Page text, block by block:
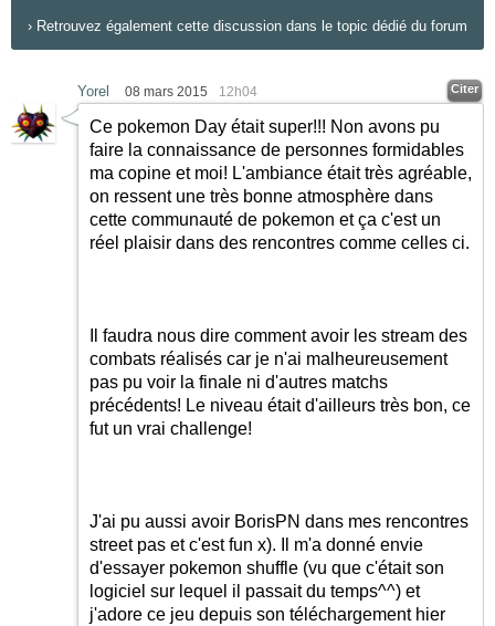
› Retrouvez également cette discussion dans le topic dédié du forum
Yorel 08 mars 2015 12h04 Citer
Ce pokemon Day était super!!! Non avons pu
faire la connaissance de personnes formidables
ma copine et moi! L'ambiance était très agréable,
on ressent une très bonne atmosphère dans
cette communauté de pokemon et ça c'est un
réel plaisir dans des rencontres comme celles ci.
Il faudra nous dire comment avoir les stream des
combats réalisés car je n'ai malheureusement
pas pu voir la finale ni d'autres matchs
précédents! Le niveau était d'ailleurs très bon, ce
fut un vrai challenge!
J'ai pu aussi avoir BorisPN dans mes rencontres
street pas et c'est fun x). Il m'a donné envie
d'essayer pokemon shuffle (vu que c'était son
logiciel sur lequel il passait du temps^^) et
j'adore ce jeu depuis son téléchargement hier